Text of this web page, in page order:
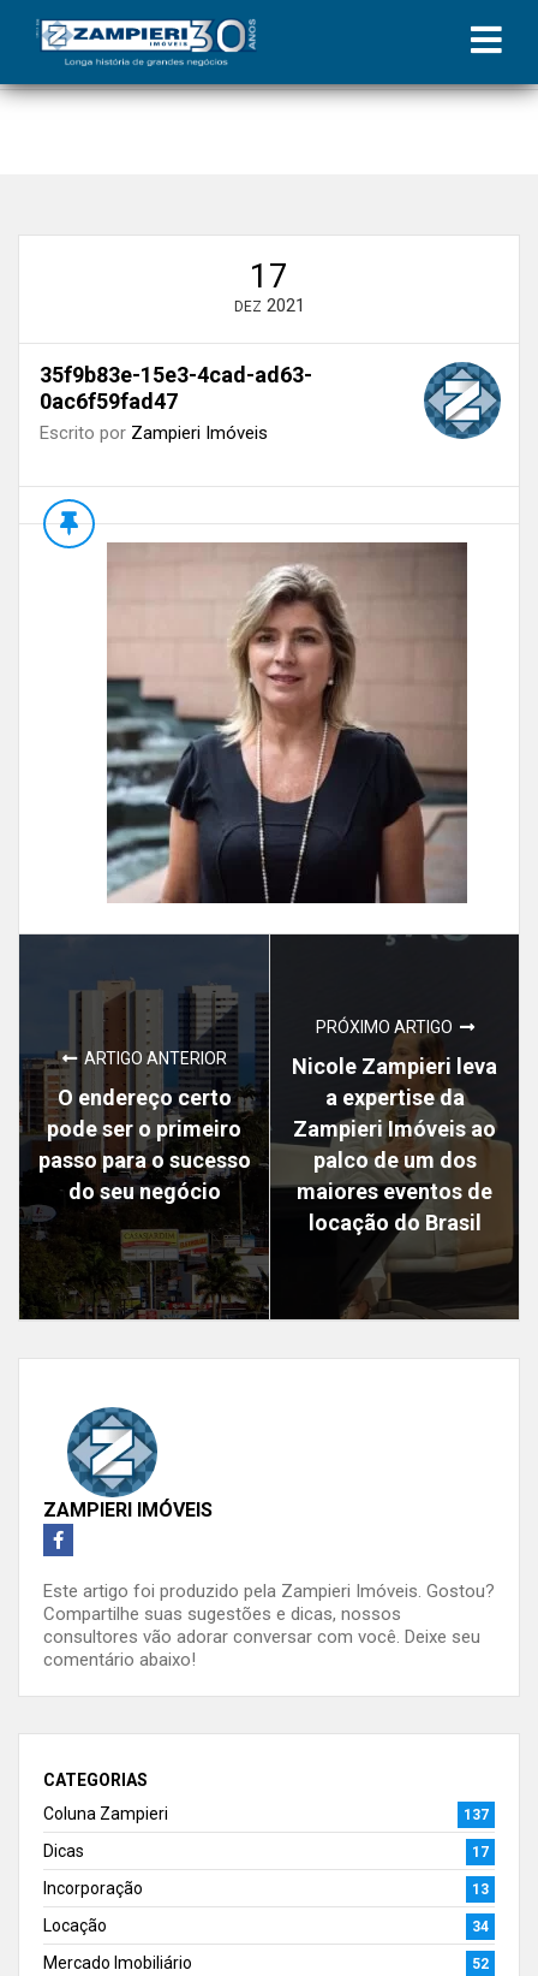
Início»Blog»Recuperação do Mercado | Coluna Zampieri
35f9b83e-15e3-4cad-ad63-0ac6f59fad47
17
DEZ 2021
35f9b83e-15e3-4cad-ad63-
0ac6f59fad47
Escrito por Zampieri Imóveis
ARTIGO ANTERIOR
O endereço certo
pode ser o primeiro
passo para o sucesso
do seu negócio
PRÓXIMO ARTIGO
Nicole Zampieri leva
a expertise da
Zampieri Imóveis ao
palco de um dos
maiores eventos de
locação do Brasil
ZAMPIERI IMÓVEIS
Este artigo foi produzido pela Zampieri Imóveis. Gostou?
Compartilhe suas sugestões e dicas, nossos
consultores vão adorar conversar com você. Deixe seu
comentário abaixo!
CATEGORIAS
Coluna Zampieri
137
Dicas 17
Incorporação 13
Locação 34
Mercado Imobiliário 52